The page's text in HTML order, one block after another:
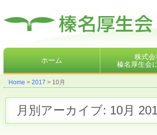
株式会社榛名厚生会地域と共に生きる
ホーム
株式会
榛名厚生会
Home > 2017 > 10月
月別アーカイブ: 10月